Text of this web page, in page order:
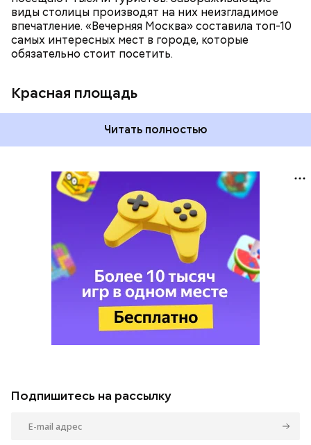
виды столицы производят на них неизгладимое
впечатление. «Вечерняя Москва» составила топ-10
самых интересных мест в городе, которые
обязательно стоит посетить.
Красная площадь
Читать полностью
Подпишитесь на рассылку